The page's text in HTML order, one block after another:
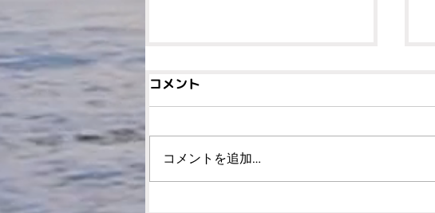
コメント
コメントを追加…